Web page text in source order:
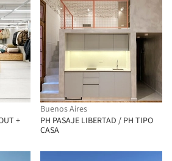
+
Buenos Aires
PH PASAJE LIBERTAD / PH TIPO
CASA